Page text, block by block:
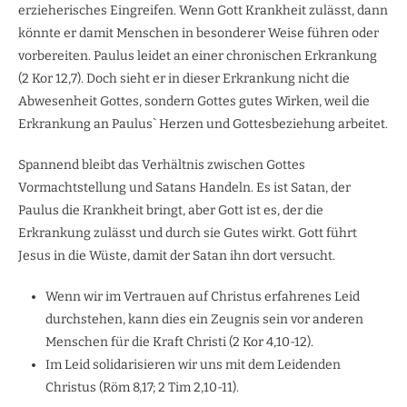
erzieherisches Eingreifen. Wenn Gott Krankheit zulässt, dann
könnte er damit Menschen in besonderer Weise führen oder
vorbereiten. Paulus leidet an einer chronischen Erkrankung
(2 Kor 12,7). Doch sieht er in dieser Erkrankung nicht die
Abwesenheit Gottes, sondern Gottes gutes Wirken, weil die
Erkrankung an Paulus` Herzen und Gottesbeziehung arbeitet.
Spannend bleibt das Verhältnis zwischen Gottes
Vormachtstellung und Satans Handeln. Es ist Satan, der
Paulus die Krankheit bringt, aber Gott ist es, der die
Erkrankung zulässt und durch sie Gutes wirkt. Gott führt
Jesus in die Wüste, damit der Satan ihn dort versucht.
Wenn wir im Vertrauen auf Christus erfahrenes Leid
durchstehen, kann dies ein Zeugnis sein vor anderen
Menschen für die Kraft Christi (2 Kor 4,10-12).
Im Leid solidarisieren wir uns mit dem Leidenden
Christus (Röm 8,17; 2 Tim 2,10-11).